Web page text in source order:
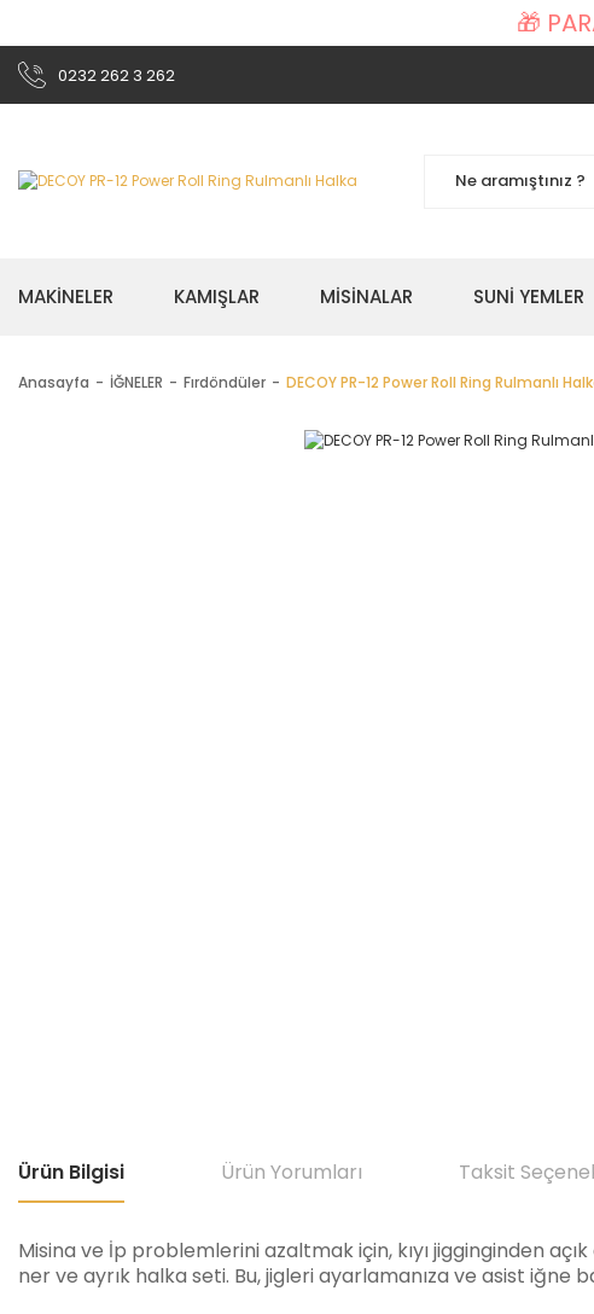
🎁
0232 262 3 262
MAKİNELER KAMIŞLAR MİSİNALAR SUNİ YEMLER
Anasayfa İĞNELER Fırdöndüler DECOY PR-12 Power Roll Ring Rulmanlı
Ürün Bilgisi Ürün Yorumları Taksit
Misina ve İp problemlerini azaltmak için, kıyı jigginginden
ner ve ayrık halka seti. Bu, jigleri ayarlamanıza ve asist iğne